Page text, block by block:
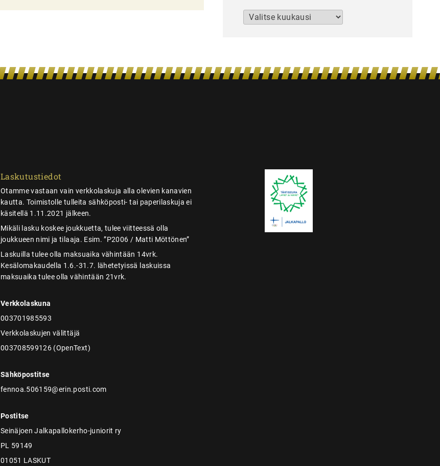
Arkistot
Laskutustiedot
Otamme vastaan vain verkkolaskuja alla olevien kanavien
kautta. Toimistolle tulleita sähköposti- tai paperilaskuja ei
käsitellä 1.11.2021 jälkeen.
Mikäli lasku koskee joukkuetta, tulee viitteessä olla
joukkueen nimi ja tilaaja. Esim. ”P2006 / Matti Möttönen”
Laskuilla tulee olla maksuaika vähintään 14vrk.
Kesälomakaudella 1.6.-31.7. lähetetyissä laskuissa
maksuaika tulee olla vähintään 21vrk.
Verkkolaskuna
003701985593
Verkkolaskujen välittäjä
003708599126 (OpenText)
Sähköpostitse
fennoa.506159@erin.posti.com
Postitse
Seinäjoen Jalkapallokerho-juniorit ry
PL 59149
01051 LASKUT